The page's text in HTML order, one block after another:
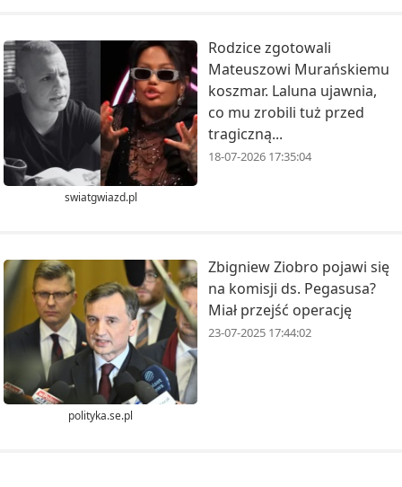
swiatgwiazd.pl
Rodzice zgotowali
Mateuszowi Murańskiemu
koszmar. Laluna ujawnia,
co mu zrobili tuż przed
tragiczną...
18-07-2026 17:35:04
polityka.se.pl
Zbigniew Ziobro pojawi się
na komisji ds. Pegasusa?
Miał przejść operację
23-07-2025 17:44:02